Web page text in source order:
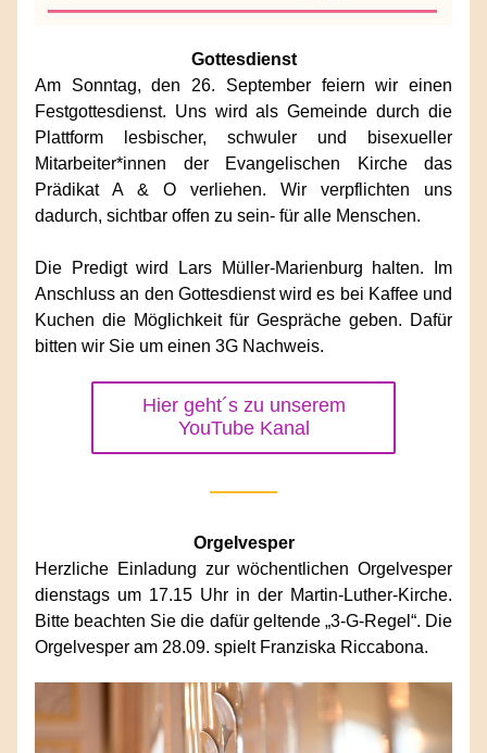
Gottesdienst
Am Sonntag, den 26. September feiern wir einen
Festgottesdienst. Uns wird als Gemeinde durch die
Plattform lesbischer, schwuler und bisexueller
Mitarbeiter*innen der Evangelischen Kirche das
Prädikat A & O verliehen. Wir verpflichten uns
dadurch, sichtbar offen zu sein- für alle Menschen.
Die Predigt wird Lars Müller-Marienburg halten. Im
Anschluss an den Gottesdienst wird es bei Kaffee und
Kuchen die Möglichkeit für Gespräche geben. Dafür
bitten wir Sie um einen 3G Nachweis.
Hier geht´s zu unserem
YouTube Kanal
Orgelvesper
Herzliche Einladung zur wöchentlichen Orgelvesper
dienstags um 17.15 Uhr in der Martin-Luther-Kirche.
Bitte beachten Sie die dafür geltende „3-G-Regel“. Die
Orgelvesper am 28.09. spielt Franziska Riccabona.